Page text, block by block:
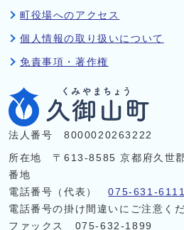
町役場へのアクセス
個人情報の取り扱いについて
免責事項・著作権
法人番号 8000020263222
所在地 〒613-8585 京都府久世
番地
電話番号（代表）075-631-6111
電話番号の掛け間違いにご注意くだ
ファックス 075-632-1899